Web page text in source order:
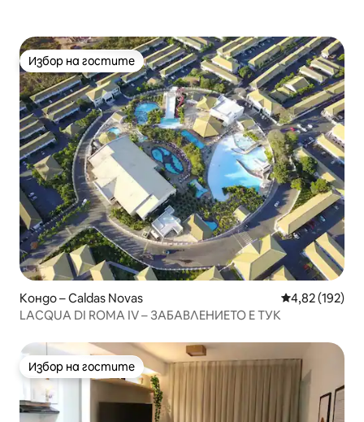
Избор на гостите
Избор на гостите
Кондо – Caldas Novas Средна
4,82 (192)
LACQUA DI ROMA IV – ЗАБАВЛЕНИЕТО Е ТУК
Избор на гостите
Избор на гостите